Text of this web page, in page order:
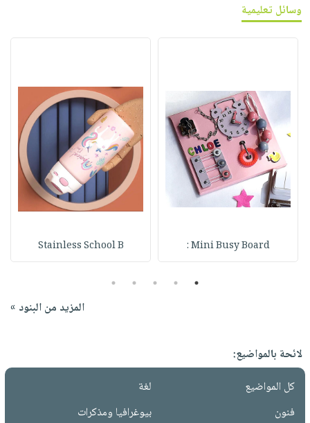
وسائل تعليمية
Mini Busy Board :
Stainless School B
1
2
3
4
5
المزيد من البنود »
لائحة بالمواضيع:
كل المواضيع
لغة
فنون
بيوغرافيا ومذكرات